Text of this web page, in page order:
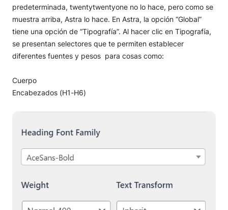
predeterminada, twentytwentyone no lo hace, pero como se
muestra arriba, Astra lo hace. En Astra, la opción “Global”
tiene una opción de “Tipografía”. Al hacer clic en Tipografía,
se presentan selectores que te permiten establecer
diferentes fuentes y pesos para cosas como:
Cuerpo
Encabezados (H1-H6)